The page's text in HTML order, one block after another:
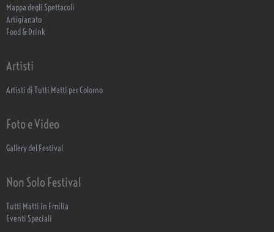
Mappa degli Spettacoli
Artigianato
Food & Drink
Artisti
Artisti di Tutti Matti per Colorno
Foto e Video
Gallery del Festival
Non Solo Festival
Tutti Matti in Emilia
Eventi Speciali